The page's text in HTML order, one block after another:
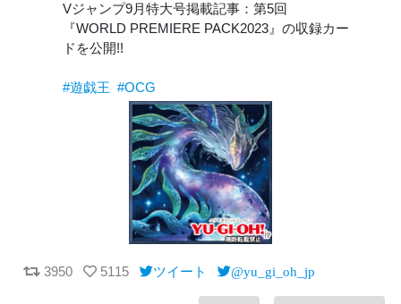
Vジャンプ9月特大号掲載記事：第5回
『WORLD PREMIERE PACK2023』の収録カー
ドを公開!!
#遊戯王 #OCG
3950 5115 ツイート @yu_gi_oh_jp